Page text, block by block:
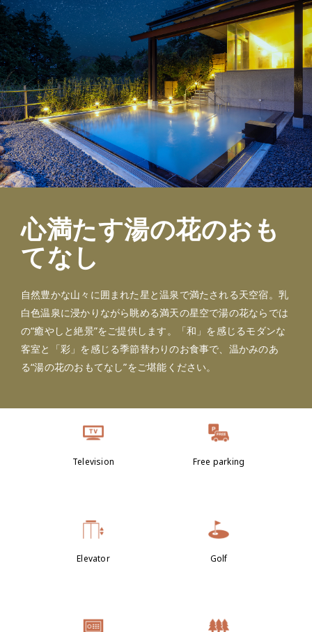
心満たす湯の花のおも
てなし
自然豊かな山々に囲まれた星と温泉で満たされる天空宿。乳
白色温泉に浸かりながら眺める満天の星空で湯の花ならでは
の“癒やしと絶景”をご提供します。「和」を感じるモダンな
客室と「彩」を感じる季節替わりのお食事で、温かみのあ
る“湯の花のおもてなし”をご堪能ください。
Television Free parking
Elevator Golf